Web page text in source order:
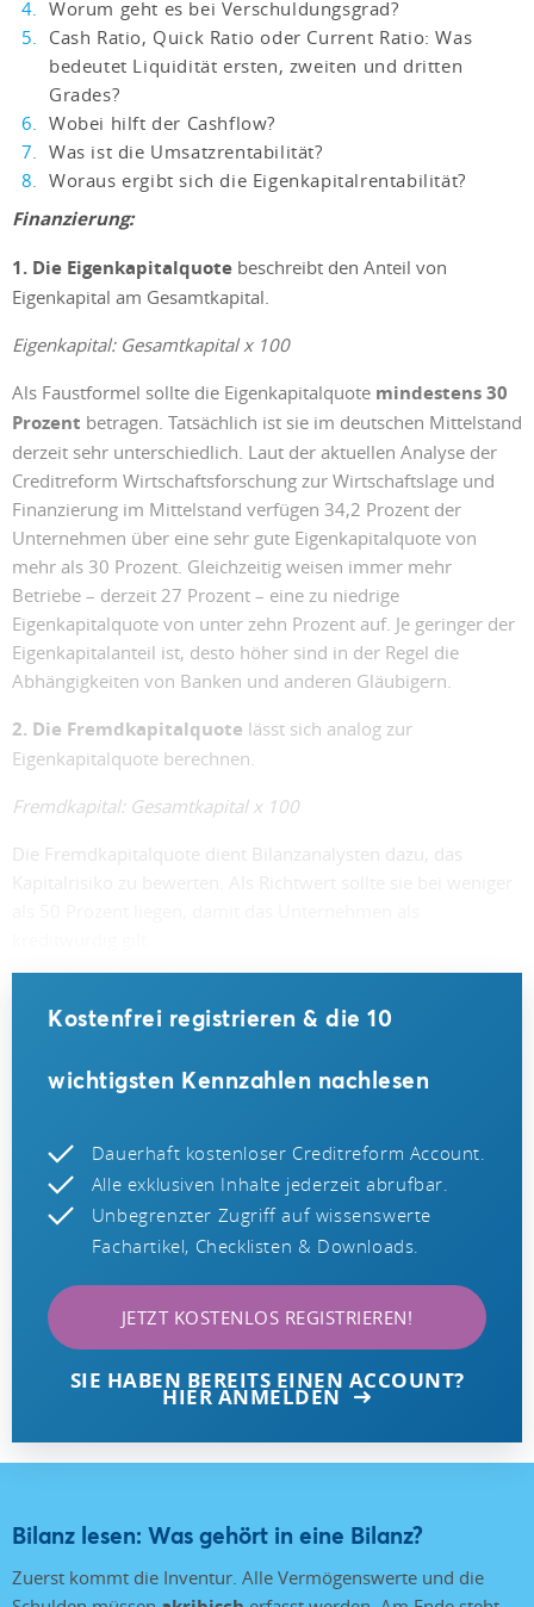
Worum geht es bei Verschuldungsgrad?
Cash Ratio, Quick Ratio oder Current Ratio: Was
bedeutet Liquidität ersten, zweiten und dritten
Grades?
Wobei hilft der Cashflow?
Was ist die Umsatzrentabilität?
Woraus ergibt sich die Eigenkapitalrentabilität?
Finanzierung:
1. Die Eigenkapitalquote beschreibt den Anteil von
Eigenkapital am Gesamtkapital.
Eigenkapital: Gesamtkapital x 100
Als Faustformel sollte die Eigenkapitalquote mindestens 30
Prozent betragen. Tatsächlich ist sie im deutschen Mittelstand
derzeit sehr unterschiedlich. Laut der aktuellen Analyse der
Creditreform Wirtschaftsforschung zur Wirtschaftslage und
Finanzierung im Mittelstand verfügen 34,2 Prozent der
Unternehmen über eine sehr gute Eigenkapitalquote von
mehr als 30 Prozent. Gleichzeitig weisen immer mehr
Betriebe – derzeit 27 Prozent – eine zu niedrige
Eigenkapitalquote von unter zehn Prozent auf. Je geringer der
Eigenkapitalanteil ist, desto höher sind in der Regel die
Abhängigkeiten von Banken und anderen Gläubigern.
2. Die Fremdkapitalquote lässt sich analog zur
Eigenkapitalquote berechnen.
Fremdkapital: Gesamtkapital x 100
Die Fremdkapitalquote dient Bilanzanalysten dazu, das
Kostenfrei registrieren & die 10
wichtigsten Kennzahlen nachlesen
Dauerhaft kostenloser Creditreform Account.
Alle exklusiven Inhalte jederzeit abrufbar.
Unbegrenzter Zugriff auf wissenswerte
Fachartikel, Checklisten & Downloads.
JETZT KOSTENLOS REGISTRIEREN!
SIE HABEN BEREITS EINEN ACCOUNT?
HIER ANMELDEN
Bilanz lesen: Was gehört in eine Bilanz?
Zuerst kommt die Inventur. Alle Vermögenswerte und die